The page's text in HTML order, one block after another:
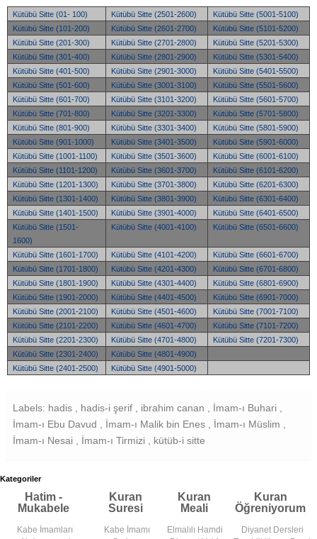
Kütübü Sitte (01- 100) Kütübü Sitte (2501-2600)
Kütübü Sitte (5001-5100)
Kütübü Sitte (101-200)
Kütübü Sitte (2601-2700)
Kütübü Sitte (5101-5200)
Kütübü Sitte (201-300)
Kütübü Sitte (2701-2800)
Kütübü Sitte (5201-5300)
Kütübü Sitte (301-400)
Kütübü Sitte (2801-2900)
Kütübü Sitte (5301-5400)
Kütübü Sitte (401-500)
Kütübü Sitte (2901-3000)
Kütübü Sitte (5401-5500)
Kütübü Sitte (501-600)
Kütübü Sitte (3001-3100)
Kütübü Sitte (5501-5600)
Kütübü Sitte (601-700)
Kütübü Sitte (3101-3200)
Kütübü Sitte (5601-5700)
Kütübü Sitte (701-800)
Kütübü Sitte (3201-3300)
Kütübü Sitte (5701-5800)
Kütübü Sitte (801-900)
Kütübü Sitte (3301-3400)
Kütübü Sitte (5801-5900)
Kütübü Sitte (901-1000)
Kütübü Sitte (3401-3500)
Kütübü Sitte (5901-6000)
Kütübü Sitte (1001-1100)
Kütübü Sitte (3501-3600)
Kütübü Sitte (6001-6100)
Kütübü Sitte (1101-1200)
Kütübü Sitte (3601-3700)
Kütübü Sitte (6101-6200)
Kütübü Sitte (1201-1300)
Kütübü Sitte (3701-3800)
Kütübü Sitte (6201-6300)
Kütübü Sitte (1301-1400)
Kütübü Sitte (3801-3900)
Kütübü Sitte (6301-6400)
Kütübü Sitte (1401-1500)
Kütübü Sitte (3901-4000)
Kütübü Sitte (6401-6500)
Kütübü Sitte (1501-
1600)
Kütübü Sitte (4001-4100) Kütübü Sitte (6501-6600)
Kütübü Sitte (1601-1700) Kütübü Sitte (4101-4200)
Kütübü Sitte (6601-6700)
Kütübü Sitte (1701-1800)
Kütübü Sitte (4201-4300)
Kütübü Sitte (6701-6800)
Kütübü Sitte (1801-1900)
Kütübü Sitte (4301-4400)
Kütübü Sitte (6801-6900)
Kütübü Sitte (1901-2000)
Kütübü Sitte (4401-4500)
Kütübü Sitte (6901-7000)
Kütübü Sitte (2001-2100)
Kütübü Sitte (4501-4600)
Kütübü Sitte (7001-7100)
Kütübü Sitte (2101-2200)
Kütübü Sitte (4601-4700)
Kütübü Sitte (7101-7200)
Kütübü Sitte (2201-2300)
Kütübü Sitte (4701-4800)
Kütübü Sitte (7201-7300)
Kütübü Sitte (2301-2400)
Kütübü Sitte (4801-4900)
Kütübü Sitte (2401-2500)
Kütübü Sitte (4901-5000)
Labels: hadis , hadis-i şerif , ibrahim canan , İmam-ı Buhari ,
İmam-ı Ebu Davud , İmam-ı Malik bin Enes , İmam-ı Müslim ,
İmam-ı Nesai , İmam-ı Tirmizi , kütüb-i sitte
Kategoriler
Hatim -
Mukabele
Kuran
Suresi
Kuran
Meali
Kuran
Öğreniyorum
Kabe İmamları
Kabe İmamı
Elmalılı Hamdi
Diyanet Dersleri